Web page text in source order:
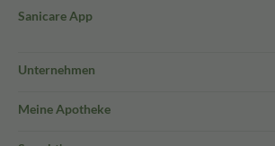
Sanicare App
Unternehmen
Meine Apotheke